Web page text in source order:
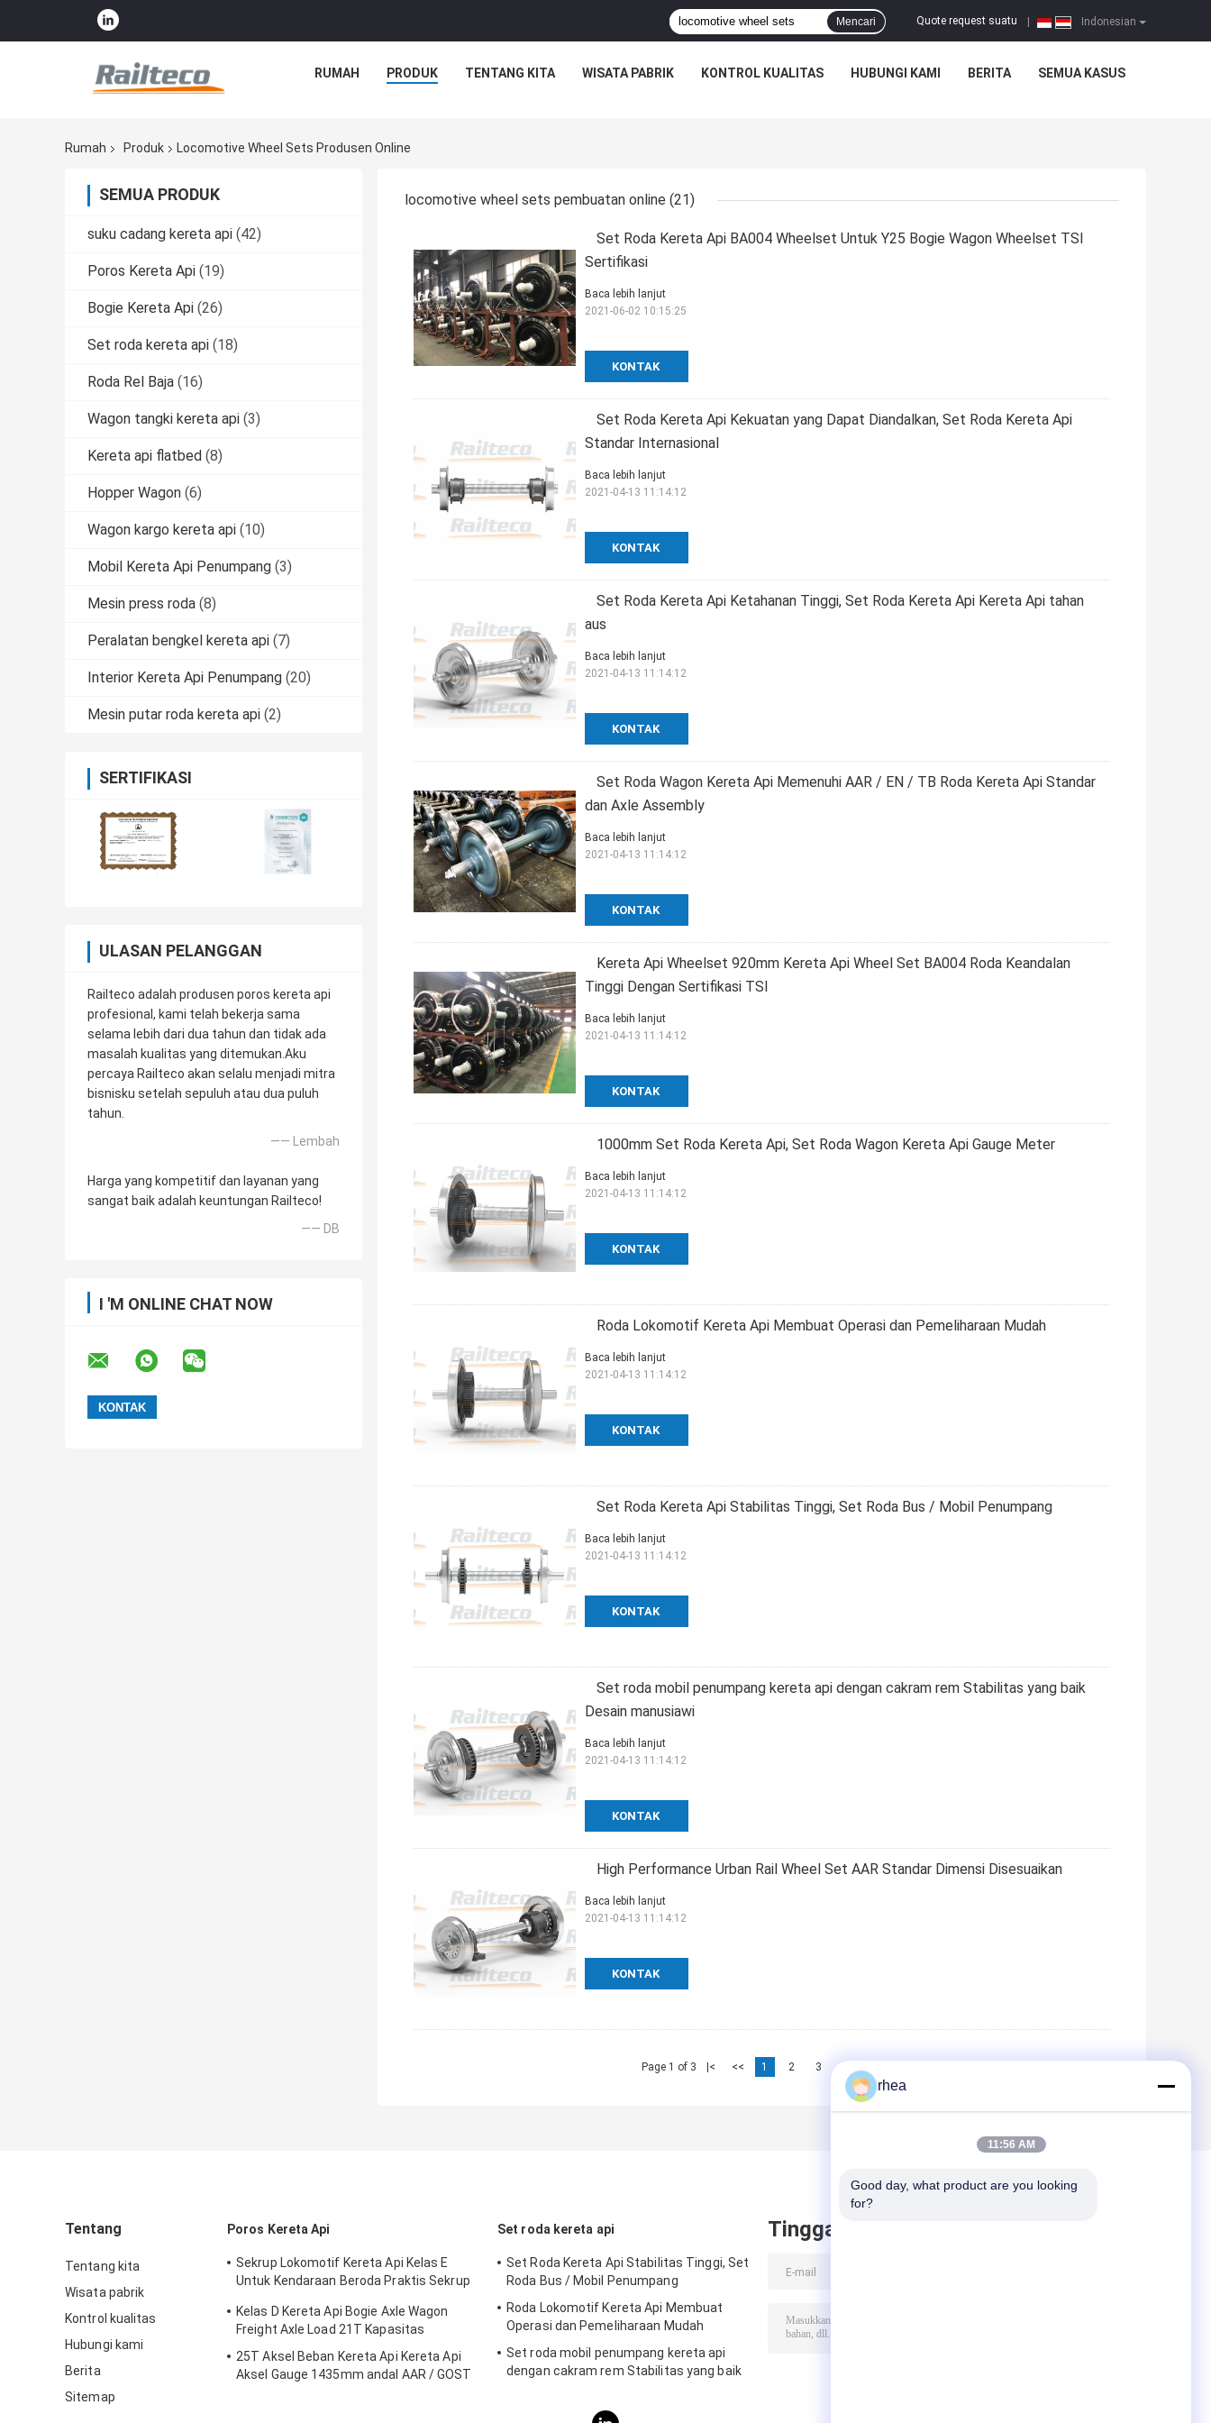
Indonesian
Quote request suatu
Mencari
RUMAH PRODUK TENTANG KITA WISATA PABRIK KONTROL KUALITAS HUBUNGI KAMI BERITA SEMUA KASUS
Rumah Produk Locomotive Wheel Sets Produsen Online
SEMUA PRODUK
suku cadang kereta api (42)
Poros Kereta Api (19)
Bogie Kereta Api (26)
Set roda kereta api (18)
Roda Rel Baja (16)
Wagon tangki kereta api (3)
Kereta api flatbed (8)
Hopper Wagon (6)
Wagon kargo kereta api (10)
Mobil Kereta Api Penumpang (3)
Mesin press roda (8)
Peralatan bengkel kereta api (7)
Interior Kereta Api Penumpang (20)
Mesin putar roda kereta api (2)
SERTIFIKASI
ULASAN PELANGGAN
Railteco adalah produsen poros kereta api
profesional, kami telah bekerja sama
selama lebih dari dua tahun dan tidak ada
masalah kualitas yang ditemukan.Aku
percaya Railteco akan selalu menjadi mitra
bisnisku setelah sepuluh atau dua puluh
tahun.
—— Lembah
Harga yang kompetitif dan layanan yang
sangat baik adalah keuntungan Railteco!
—— DB
I 'M ONLINE CHAT NOW
locomotive wheel sets pembuatan online (21)
Set Roda Kereta Api BA004 Wheelset Untuk Y25 Bogie Wagon Wheelset TSI
Sertifikasi
KONTAK
Baca lebih lanjut
2021-06-02 10:15:25
Set Roda Kereta Api Kekuatan yang Dapat Diandalkan, Set Roda Kereta Api
Standar Internasional
KONTAK
Baca lebih lanjut
2021-04-13 11:14:12
Set Roda Kereta Api Ketahanan Tinggi, Set Roda Kereta Api Kereta Api tahan
aus
KONTAK
Baca lebih lanjut
2021-04-13 11:14:12
Set Roda Wagon Kereta Api Memenuhi AAR / EN / TB Roda Kereta Api Standar
dan Axle Assembly
KONTAK
Baca lebih lanjut
2021-04-13 11:14:12
Kereta Api Wheelset 920mm Kereta Api Wheel Set BA004 Roda Keandalan
Tinggi Dengan Sertifikasi TSI
KONTAK
Baca lebih lanjut
2021-04-13 11:14:12
1000mm Set Roda Kereta Api, Set Roda Wagon Kereta Api Gauge Meter
KONTAK
Baca lebih lanjut
2021-04-13 11:14:12
Roda Lokomotif Kereta Api Membuat Operasi dan Pemeliharaan Mudah
KONTAK
Baca lebih lanjut
2021-04-13 11:14:12
Set Roda Kereta Api Stabilitas Tinggi, Set Roda Bus / Mobil Penumpang
KONTAK
Baca lebih lanjut
2021-04-13 11:14:12
Set roda mobil penumpang kereta api dengan cakram rem Stabilitas yang baik
Desain manusiawi
KONTAK
Baca lebih lanjut
2021-04-13 11:14:12
High Performance Urban Rail Wheel Set AAR Standar Dimensi Disesuaikan
KONTAK
Baca lebih lanjut
2021-04-13 11:14:12
Page 1 of 3 |< << 1 2 3
Tentang
Tentang kita
Wisata pabrik
Kontrol kualitas
Hubungi kami
Berita
Sitemap
Poros Kereta Api
Sekrup Lokomotif Kereta Api Kelas E
Untuk Kendaraan Beroda Praktis Sekrup
Kelas D Kereta Api Bogie Axle Wagon
Freight Axle Load 21T Kapasitas
25T Aksel Beban Kereta Api Kereta Api
Aksel Gauge 1435mm andal AAR / GOST
Set roda kereta api
Set Roda Kereta Api Stabilitas Tinggi, Set
Roda Bus / Mobil Penumpang
Roda Lokomotif Kereta Api Membuat
Operasi dan Pemeliharaan Mudah
Set roda mobil penumpang kereta api
dengan cakram rem Stabilitas yang baik
Tinggalkan pesan
rhea
11:56 AM
Good day, what product are you looking
for?